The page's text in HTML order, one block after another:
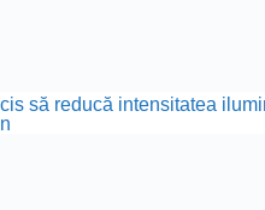
să reducă intensitatea